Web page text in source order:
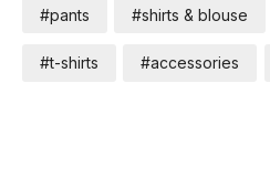
#pants #shirts & blouse
#t-shirts #accessories